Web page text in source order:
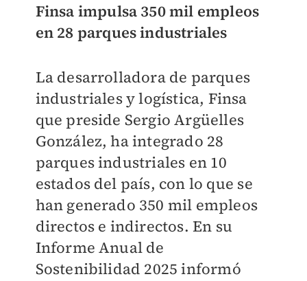
Finsa impulsa 350 mil empleos
en 28 parques industriales
La desarrolladora de parques
industriales y logística, Finsa
que preside Sergio Argüelles
González, ha integrado 28
parques industriales en 10
estados del país, con lo que se
han generado 350 mil empleos
directos e indirectos. En su
Informe Anual de
Sostenibilidad 2025 informó